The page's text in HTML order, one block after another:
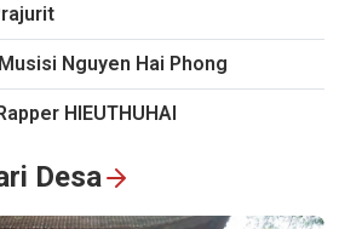
Nguyen Hai Phong
HIEUTHUHAI
Desa